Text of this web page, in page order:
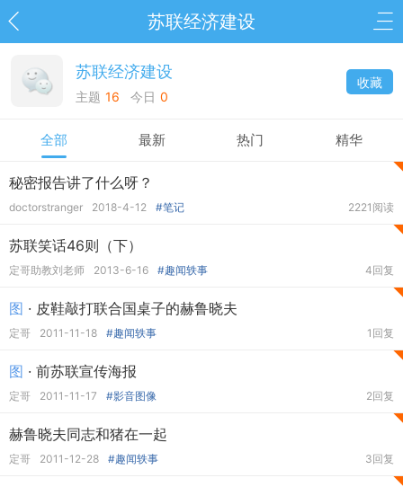
苏联经济建设
苏联经济建设
主题 16 今日 0
收藏
全部 最新 热门 精华
秘密报告讲了什么呀？
doctorstranger 2018-4-12 #笔记 2221阅读
苏联笑话46则（下）
定哥助教刘老师 2013-6-16 #趣闻轶事 4回复
图 · 皮鞋敲打联合国桌子的赫鲁晓夫
定哥 2011-11-18 #趣闻轶事 1回复
图 · 前苏联宣传海报
定哥 2011-11-17 #影音图像 2回复
赫鲁晓夫同志和猪在一起
定哥 2011-12-28 #趣闻轶事 3回复